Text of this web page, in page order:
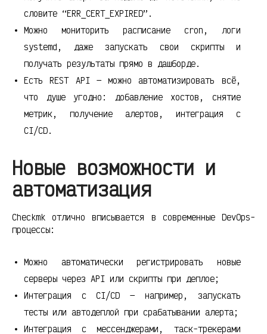
словите “ERR_CERT_EXPIRED”.
Можно мониторить расписание cron, логи
systemd, даже запускать свои скрипты и
получать результаты прямо в дашборде.
Есть REST API — можно автоматизировать всё,
что душе угодно: добавление хостов, снятие
метрик, получение алертов, интеграция с
CI/CD.
Новые возможности и
автоматизация
Checkmk отлично вписывается в современные DevOps-
процессы:
Можно автоматически регистрировать новые
серверы через API или скрипты при деплое;
Интеграция с CI/CD — например, запускать
тесты или автодеплой при срабатывании алерта;
Интеграция с мессенджерами, таск-трекерами